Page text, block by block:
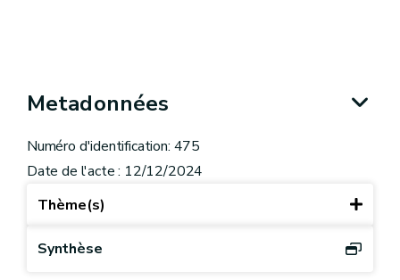
Metadonnées
Numéro d'identification: 475
Date de l'acte : 12/12/2024
Thème(s)
Synthèse